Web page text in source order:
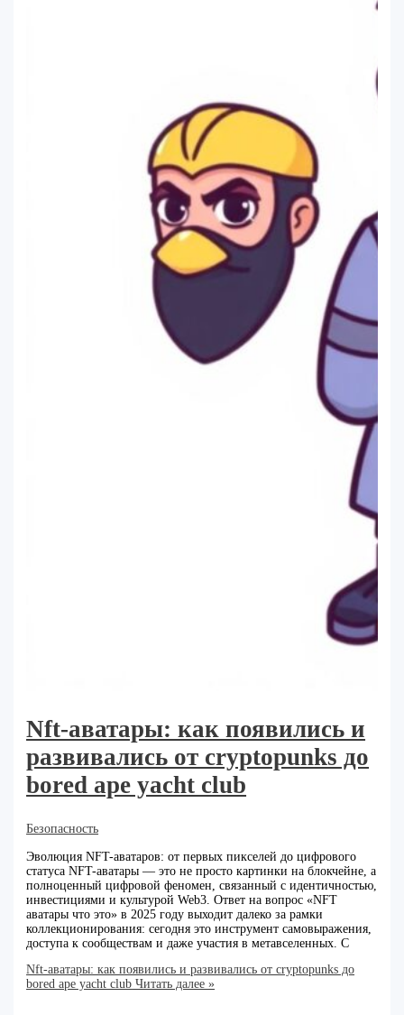
Nft-аватары: как появились и
развивались от cryptopunks до
bored ape yacht club
Безопасность
Эволюция NFT-аватаров: от первых пикселей до цифрового
статуса NFT-аватары — это не просто картинки на блокчейне, а
полноценный цифровой феномен, связанный с идентичностью,
инвестициями и культурой Web3. Ответ на вопрос «NFT
аватары что это» в 2025 году выходит далеко за рамки
коллекционирования: сегодня это инструмент самовыражения,
доступа к сообществам и даже участия в метавселенных. С
Nft-аватары: как появились и развивались от cryptopunks до
bored ape yacht club Читать далее »